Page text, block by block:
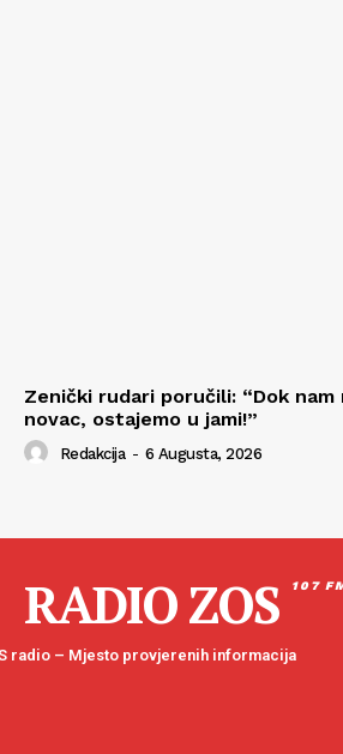
Zenički rudari poručili: “Dok nam
novac, ostajemo u jami!”
Redakcija - 6 Augusta, 2026
RADIO ZOS 107
radio – Mjesto provjerenih informacija